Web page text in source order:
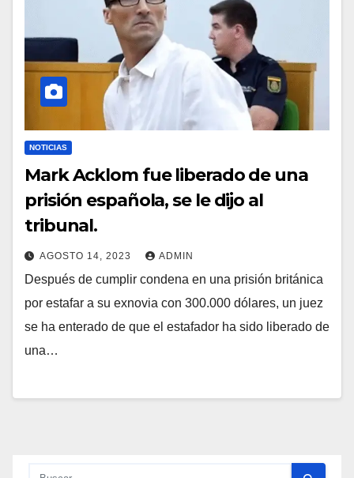
NOTICIAS
Mark Acklom fue liberado de una
prisión española, se le dijo al
tribunal.
AGOSTO 14, 2023 ADMIN
Después de cumplir condena en una prisión británica
por estafar a su exnovia con 300.000 dólares, un juez
se ha enterado de que el estafador ha sido liberado de
una…